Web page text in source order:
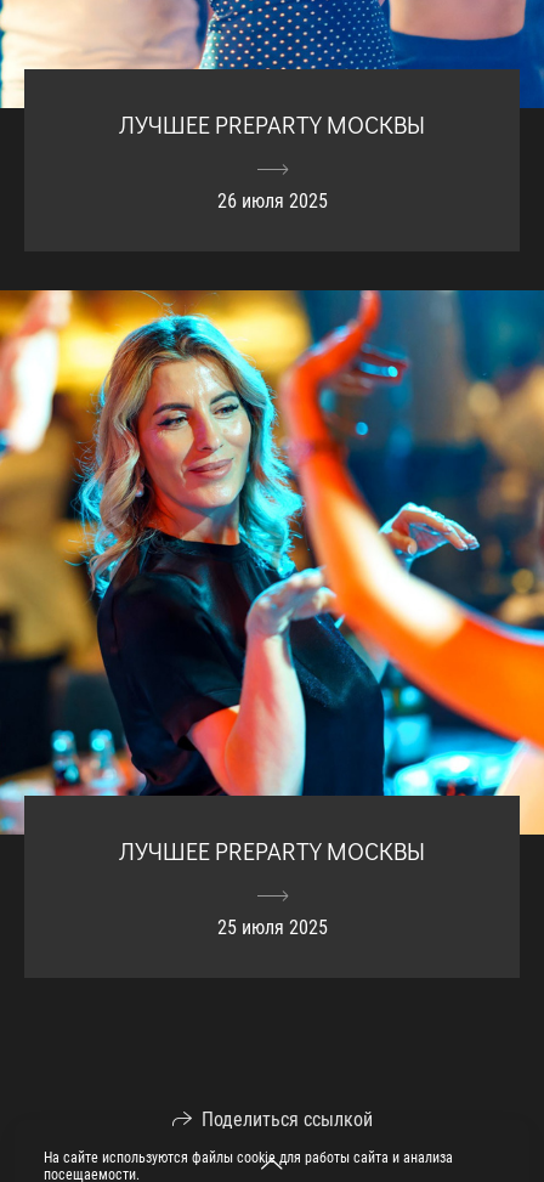
ЛУЧШЕЕ PREPARTY МОСКВЫ
26 июля 2025
ЛУЧШЕЕ PREPARTY МОСКВЫ
25 июля 2025
Поделиться ссылкой
На сайте используются файлы cookie для работы сайта и анализа
посещаемости.